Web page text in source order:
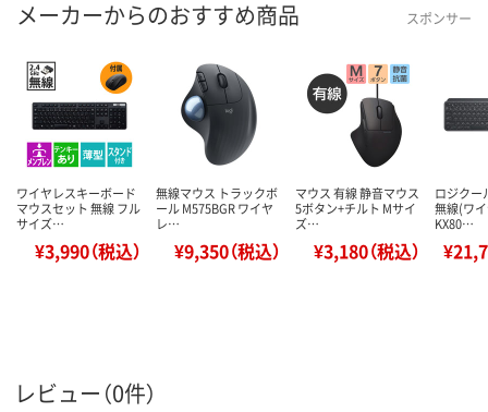
メーカーからのおすすめ商品 スポンサー
ワイヤレスキーボード
マウスセット 無線 フル
サイズ…
¥3,990（税込）
無線マウス トラックボ
ール M575BGR ワイヤ
レ…
¥9,350（税込）
マウス 有線 静音マウス
5ボタン+チルト Mサイ
ズ…
¥3,180（税込）
ロジクー
無線(ワ
KX80…
レビュー（0件）